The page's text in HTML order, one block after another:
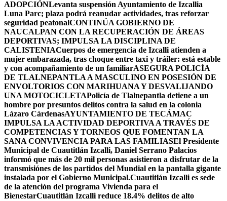
ADOPCIÓNLevanta suspensión Ayuntamiento de Izcallia
Luna Parc; plaza podrá reanudar actividades, tras reforzar
seguridad peatonalCONTINÚA GOBIERNO DE
NAUCALPAN CON LA RECUPERACIÓN DE ÁREAS
DEPORTIVAS; IMPULSA LA DISCIPLINA DE
CALISTENIACuerpos de emergencia de Izcalli atienden a
mujer embarazada, tras choque entre taxi y tráiler: está estable
y con acompañamiento de un familiarASEGURA POLICÍA
DE TLALNEPANTLA A MASCULINO EN POSESIÓN DE
ENVOLTORIOS CON MARIHUANA Y DESVALIJANDO
UNA MOTOCICLETAPolicía de Tlalnepantla detiene a un
hombre por presuntos delitos contra la salud en la colonia
Lázaro CárdenasAYUNTAMIENTO DE TECÁMAC
IMPULSA LA ACTIVIDAD DEPORTIVA A TRAVÉS DE
COMPETENCIAS Y TORNEOS QUE FOMENTAN LA
SANA CONVIVENCIA PARA LAS FAMILIASEl Presidente
Municipal de Cuautitlán Izcalli, Daniel Serrano Palacios
informó que más de 20 mil personas asistieron a disfrutar de la
transmisiónes de los partidos del Mundial en la pantalla gigante
instalada por el Gobierno Municipal.Cuautitlán Izcalli es sede
de la atención del programa Vivienda para el
BienestarCuautitlán Izcalli reduce 18.4% delitos de alto